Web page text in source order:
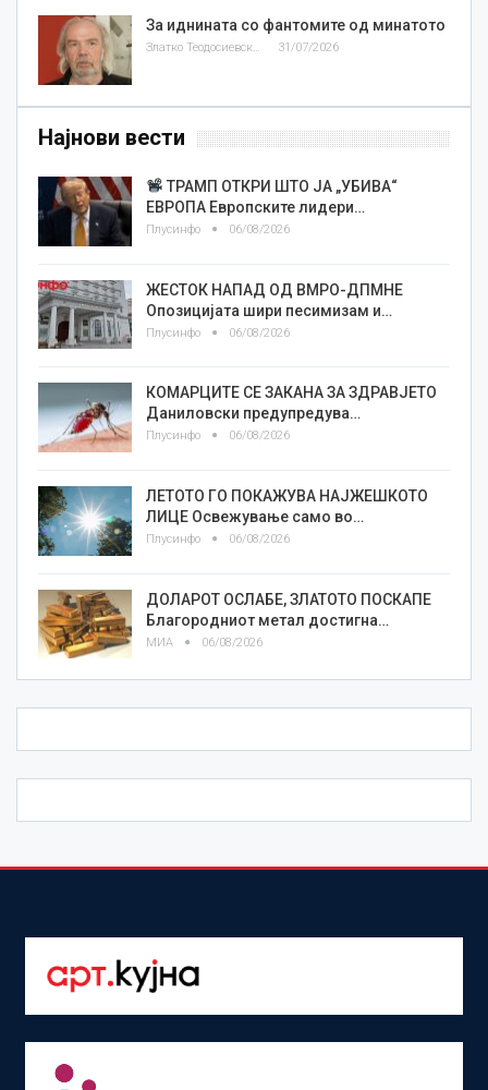
За иднината со фантомите од минатото
Златко Теодосиевски 31/07/2026
Најнови вести
ТРАМП ОТКРИ ШТО ЈА „УБИВА“
ЕВРОПА Европските лидери…
Плусинфо 06/08/2026
ЖЕСТОК НАПАД ОД ВМРО-ДПМНЕ
Опозицијата шири песимизам и…
Плусинфо 06/08/2026
КОМАРЦИТЕ СЕ ЗАКАНА ЗА ЗДРАВЈЕТО
Даниловски предупредува…
Плусинфо 06/08/2026
ЛЕТОТО ГО ПОКАЖУВА НАЈЖЕШКОТО
ЛИЦE Освежување само во…
Плусинфо 06/08/2026
ДОЛАРОТ ОСЛАБЕ, ЗЛАТОТО ПОСКАПЕ
Благородниот метал достигна…
МИА 06/08/2026